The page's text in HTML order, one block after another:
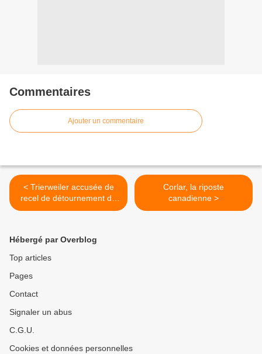
Commentaires
Ajouter un commentaire
< Trierweiler accusée de
recel de détournement de
fonds publics
Corlar, la riposte
canadienne >
Hébergé par Overblog
Top articles
Pages
Contact
Signaler un abus
C.G.U.
Cookies et données personnelles